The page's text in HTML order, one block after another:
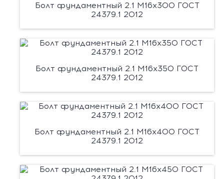
Болт фундаментный 2.1 М16х300 ГОСТ
24379.1 2012
Болт фундаментный 2.1 М16х350 ГОСТ
24379.1 2012
Болт фундаментный 2.1 М16х400 ГОСТ
24379.1 2012